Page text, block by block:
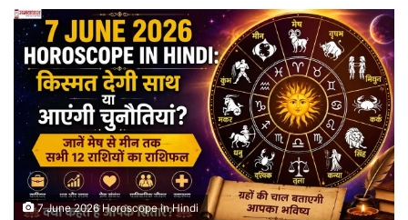
7 June 2026 Horoscope in Hindi